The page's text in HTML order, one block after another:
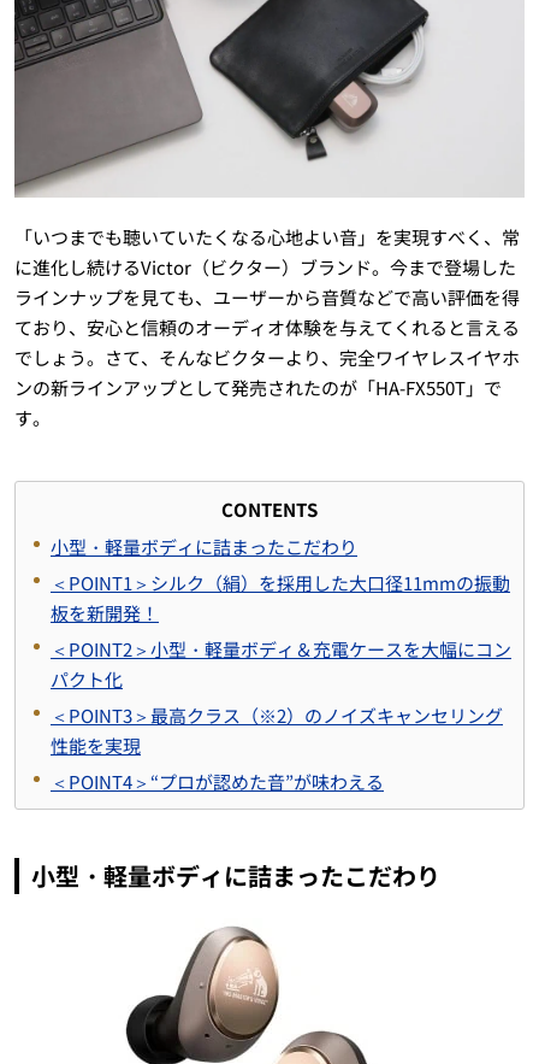
「いつまでも聴いていたくなる心地よい音」を実現すべく、常
に進化し続けるVictor（ビクター）ブランド。今まで登場した
ラインナップを見ても、ユーザーから音質などで高い評価を得
ており、安心と信頼のオーディオ体験を与えてくれると言える
でしょう。さて、そんなビクターより、完全ワイヤレスイヤホ
ンの新ラインアップとして発売されたのが「HA-FX550T」で
す。
CONTENTS
小型・軽量ボディに詰まったこだわり
＜POINT1＞シルク（絹）を採用した大口径11mmの振動
板を新開発！
＜POINT2＞小型・軽量ボディ＆充電ケースを大幅にコン
パクト化
＜POINT3＞最高クラス（※2）のノイズキャンセリング
性能を実現
＜POINT4＞“プロが認めた音”が味わえる
小型・軽量ボディに詰まったこだわり